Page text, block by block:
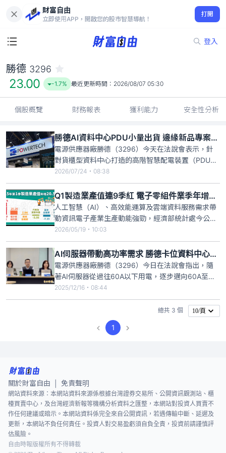
財富自由
立即使用APP，開啟您的股市智慧導航！
打開
登入
23.00
-1.7%
勝德 3296
23.00 -1.7% 最近更新時間： 2026/08/07 05:30
個股概覽 財務報表 獲利能力 安全性分析
勝德AI資料中心PDU小量出貨 邊緣新品專案開發中
電源供應器廠勝德（3296）今天在法說會表示，針
對貨櫃型資料中心打造的高階智慧配電裝置（PDU）
已開始小量出貨，目前正與更多客戶進行打樣驗證及
專案討論；邊緣運算PDU也同步與國際客戶展開專案
開發，看好AI基礎設施需求持續成長。公司對下半年
景氣維持審慎樂觀看法，第三季訂單能見度優於去年
同期。
2026/07/24・08:38
Q1製造業產值連9季紅 電子零組件業季年增25％
人工智慧（AI）、高效能運算及雲端資料服務需求帶
動資訊電子產業生產動能強勁，經濟部統計處今公
布，今年第1季製造業產值5兆9510億元，季年增
20.58%，也是連續9季正成長。其中，電子零組件業
產值2兆1779億元，季年增25.29%。統計處說明，AI
需求暢旺，推升資訊電子產業生產動能，但部分傳統
產業
2026/05/19・10:03
AI伺服器帶動高功率需求 勝德卡位資料中心PDU
電源供應器廠勝德（3296）今日在法說會指出，隨
著AI伺服器從過往60A以下用電，逐步邁向60A至
120A以上，甚至出現直流供電（DC）趨勢，公司已
完成高功率、三相平衡設計的配電裝置（PDU）產品
布局，並切入貨櫃型與一般資料中心應用，成為未來
2025/12/16・08:44
總共 3 個 10/頁
1
關於財富自由 免責聲明
網站資料來源：本網站資料來源係根據台灣證券交易所、公開資訊觀測站、櫃
檯買賣中心，及台灣經濟新報等機構分析資料之匯整，本網站對投資人買賣不
作任何建議或暗示。本網站資料係完全來自公開資訊，若遇傳輸中斷、延遲及
更新，本網站不負任何責任。投資人對交易盈虧須自負全責，投資前請謹慎評
估風險。
自由時報版權所有不得轉載